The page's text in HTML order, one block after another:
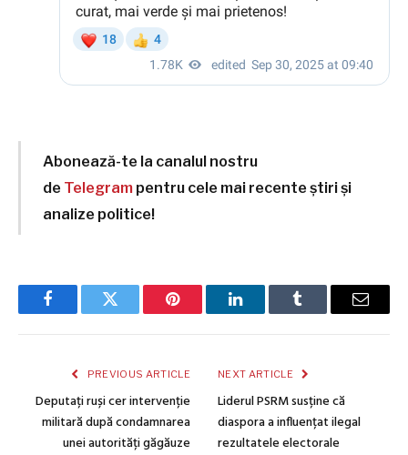
Abonează-te la canalul nostru
de Telegram pentru cele mai recente știri și
analize politice!
FacebookTwitter Pinterest LinkedInTumblr Email
PREVIOUS ARTICLE
Deputați ruși cer intervenție
militară după condamnarea
unei autorități găgăuze
NEXT ARTICLE
Liderul PSRM susține că
diaspora a influențat ilegal
rezultatele electorale